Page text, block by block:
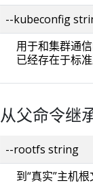
--kubeconfig
用于和集群通
已经存在于标
从父命令继
--rootfs string
到“真实”主机